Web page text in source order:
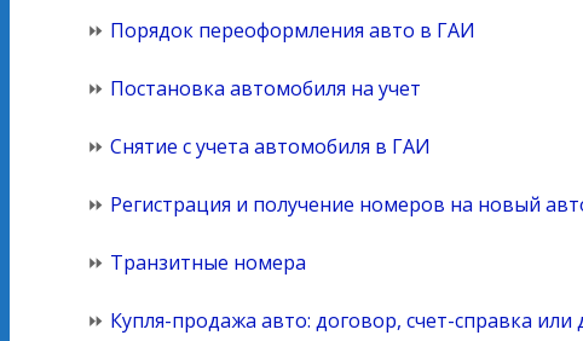
⏩ Порядок переоформления авто в ГАИ
⏩ Постановка автомобиля на учет
⏩ Снятие с учета автомобиля в ГАИ
⏩ Регистрация и получение номеров на новый
⏩ Транзитные номера
⏩ Купля-продажа авто: договор, счет-справка